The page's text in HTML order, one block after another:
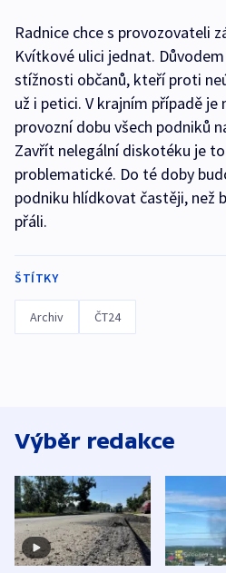
Radnice chce s provozovateli
Kvítkové ulici jednat.
stížnosti občanů, kteří proti
už i petici. V krajním případě
provozní dobu všech podniků
Zavřít nelegální diskotéku je
problematické. Do té doby
podniku hlídkovat častěji, než
přáli.
ŠTÍTKY
Archiv ČT24
Výběr redakce